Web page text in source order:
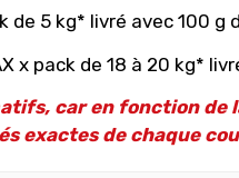
de 5 kg* livré avec 100 g
x pack de 18 à 20 kg*
car en fonction de
exactes de chaque